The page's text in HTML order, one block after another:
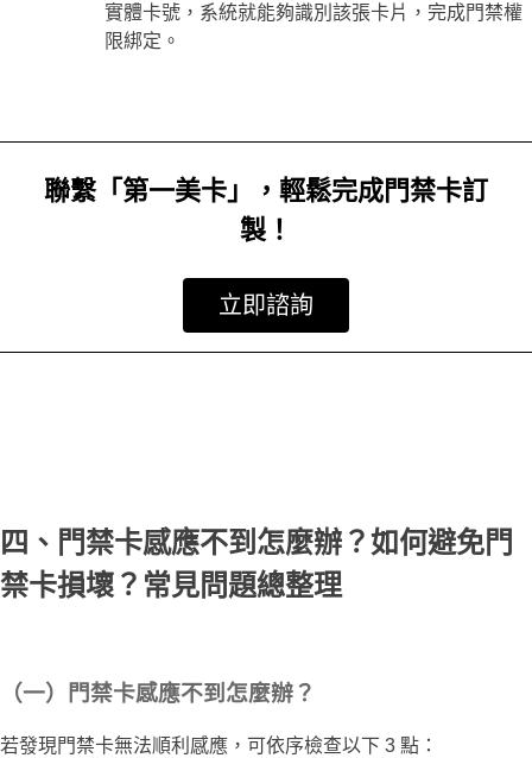
實體卡號，系統就能夠識別該張卡片，完成門禁權
限綁定。
聯繫「第一美卡」，輕鬆完成門禁卡訂
製！
立即諮詢
四、門禁卡感應不到怎麼辦？如何避免門
禁卡損壞？常見問題總整理
（一）門禁卡感應不到怎麼辦？
若發現門禁卡無法順利感應，可依序檢查以下 3 點：